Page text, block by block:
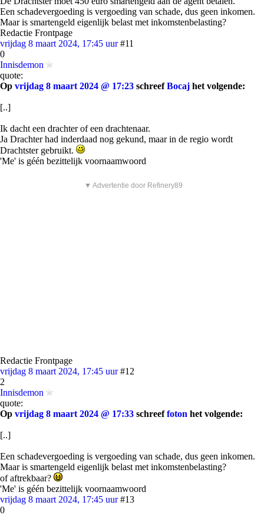
Een schadevergoeding is vergoeding van schade, dus geen inkomen.
Maar is smartengeld eigenlijk belast met inkomstenbelasting?
Redactie Frontpage
vrijdag 8 maart 2024, 17:45 uur #11
0
Innisdemon
quote:
Op vrijdag 8 maart 2024 @ 17:23 schreefBocaj het volgende:
[..]
Ik dacht een drachter of een drachtenaar.
Ja Drachter had inderdaad nog gekund, maar in de regio wordt
Drachtster gebruikt.
'Me' is géén bezittelijk voornaamwoord
▼ Advertentie door Refinery89
Redactie Frontpage
vrijdag 8 maart 2024, 17:45 uur #12
2
Innisdemon
quote:
Op vrijdag 8 maart 2024 @ 17:33 schreeffoton het volgende:
[..]
Een schadevergoeding is vergoeding van schade, dus geen inkomen.
Maar is smartengeld eigenlijk belast met inkomstenbelasting?
of aftrekbaar?
'Me' is géén bezittelijk voornaamwoord
vrijdag 8 maart 2024, 17:45 uur #13
0